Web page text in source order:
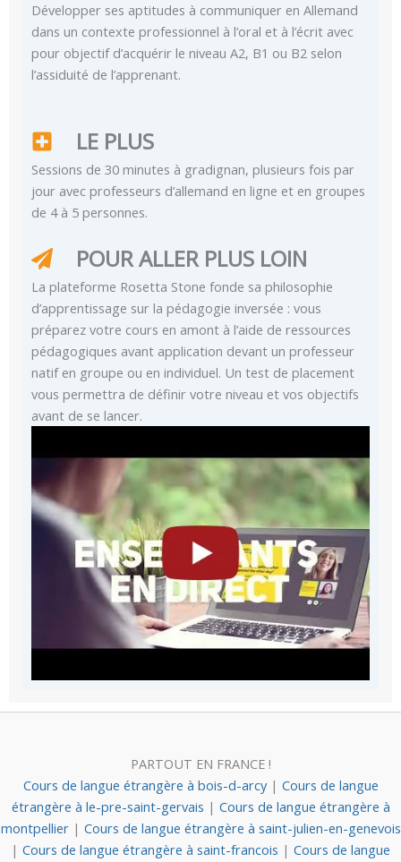
Développer ses aptitudes à communiquer en Allemand
dans un contexte professionnel à l’oral et à l’écrit avec
pour objectif d’acquérir le niveau A2, B1 ou B2 selon
l’assiduité de l’apprenant.
LE PLUS
Sessions de 30 minutes à gradignan, plusieurs fois par
jour avec professeurs d’allemand en ligne et en groupes
de 4 à 5 personnes.
POUR ALLER PLUS LOIN
La plateforme Rosetta Stone fonde sa philosophie
d’apprentissage sur la pédagogie inversée : vous
préparez votre cours en amont à l’aide de ressources
pédagogiques avant application devant un professeur
natif en groupe ou en individuel. Un test de placement
vous permettra de définir votre niveau et vos objectifs
avant de se lancer.
PARTOUT EN FRANCE !
Cours de langue étrangère à bois-d-arcy | Cours de langue
étrangère à le-pre-saint-gervais | Cours de langue étrangère à
montpellier | Cours de langue étrangère à saint-julien-en-genevois
| Cours de langue étrangère à saint-francois | Cours de langue